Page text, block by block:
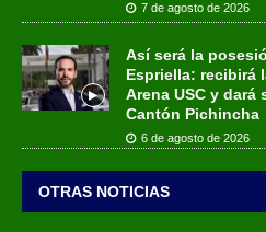
7 de agosto de 2026
Así será la
Espriella: recibirá
Arena USC y dará
Cantón Pichincha
6 de agosto de 2026
OTRAS NOTICIAS